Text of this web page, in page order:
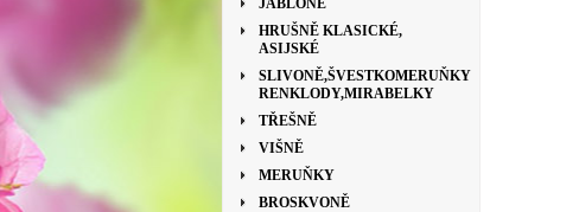
JABLONĚ
HRUŠNĚ KLASICKÉ,
ASIJSKÉ
SLIVONĚ,ŠVESTKOMERUŇKY
RENKLODY,MIRABELKY
TŘEŠNĚ
VIŠNĚ
MERUŇKY
BROSKVONĚ